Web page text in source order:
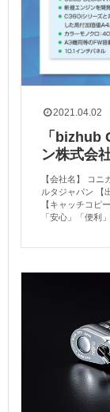
2021.04.02
「bizhub
ン株式会
【会社名】 コ
ルタジャパン 【
【キャッチコピ
「安心」「便利